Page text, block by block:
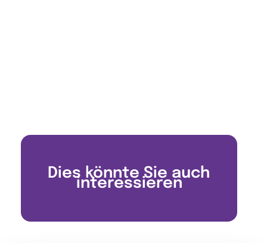
Dies könnte Sie auch
interessieren